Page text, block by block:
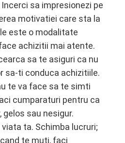
sa impresionezi pe
motivatiei care sta la
este o modalitate
achizitii mai atente.
sa te asiguri ca nu
sa-ti conduca achizitiile.
te va face sa te simti
cumparaturi pentru ca
sau nesigur.
ta. Schimba lucruri;
te muti, faci